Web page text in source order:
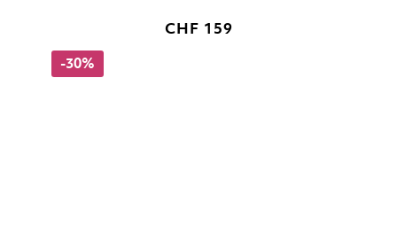
CHF 159
-30%